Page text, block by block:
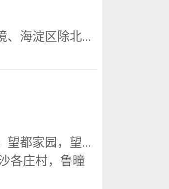
、海淀区除北...
望都家园，望...
各庄村，鲁曈